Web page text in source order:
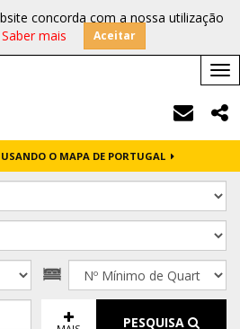
concorda com a nossa utilização
Saber mais Aceitar
O MAPA DE PORTUGAL
PESQUISA